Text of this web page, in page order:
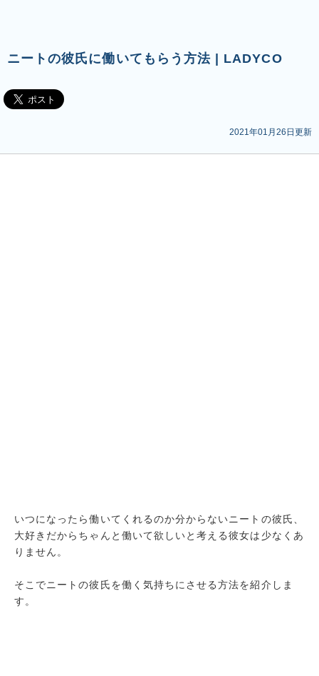
ニートの彼氏に働いてもらう方法 | LADYCO
2021年01月26日更新
いつになったら働いてくれるのか分からないニートの彼氏、
大好きだからちゃんと働いて欲しいと考える彼女は少なくあ
りません。
そこでニートの彼氏を働く気持ちにさせる方法を紹介しま
す。